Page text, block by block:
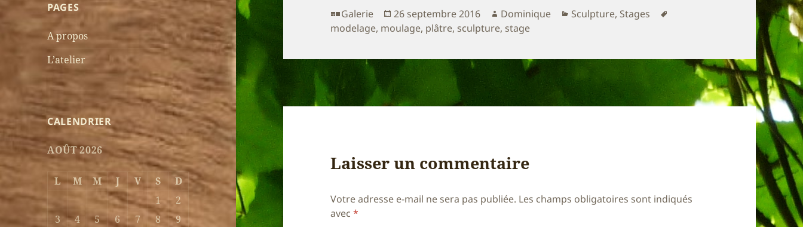
PAGES
A propos
L’atelier
CALENDRIER
AOÛT 2026
L M M J V S
D
1
2
3
4 5 6 7 8
9
Format
Galerie
Publié
le
26 septembre 2016 Auteur
Dominique Catégories
Sculpture, Stages
modelage, moulage, plâtre, sculpture, stage
Laisser un commentaire
Votre adresse e-mail ne sera pas publiée. Les champs obligatoires sont indiqués
avec*